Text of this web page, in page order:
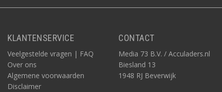
KLANTENSERVICE
Veelgestelde vragen | FAQ
Over ons
Algemene voorwaarden
Disclaimer
CONTACT
Media 73 B.V. / Acculaders.nl
Biesland 13
1948 RJ Beverwijk